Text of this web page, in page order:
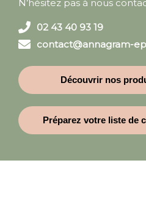
N’hésitez pas à nous
02 43 40 93 19
contact@annagram-
Découvrir nos
Préparez votre liste de